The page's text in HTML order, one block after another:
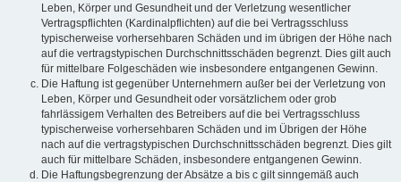
Leben, Körper und Gesundheit und der Verletzung wesentlicher
Vertragspflichten (Kardinalpflichten) auf die bei Vertragsschluss
typischerweise vorhersehbaren Schäden und im übrigen der Höhe nach
auf die vertragstypischen Durchschnittsschäden begrenzt. Dies gilt auch
für mittelbare Folgeschäden wie insbesondere entgangenen Gewinn.
Die Haftung ist gegenüber Unternehmern außer bei der Verletzung von
Leben, Körper und Gesundheit oder vorsätzlichem oder grob
fahrlässigem Verhalten des Betreibers auf die bei Vertragsschluss
typischerweise vorhersehbaren Schäden und im Übrigen der Höhe
nach auf die vertragstypischen Durchschnittsschäden begrenzt. Dies gilt
auch für mittelbare Schäden, insbesondere entgangenen Gewinn.
Die Haftungsbegrenzung der Absätze a bis c gilt sinngemäß auch